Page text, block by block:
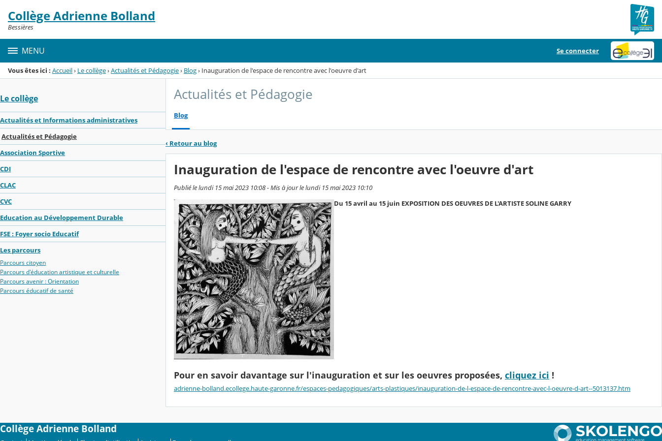
Menu de la rubrique
Contenu
Collège Adrienne Bolland
Bessières
MENU Se connecter
Vous êtes ici : Accueil› Le collège›Actualités et Pédagogie› Blog› Inauguration de l'espace de rencontre avec l'oeuvre d'art
Le collège
Actualités et Informations administratives
Actualités et Pédagogie
Association Sportive
CDI
CLAC
CVC
Education au Développement Durable
FSE : Foyer socio Educatif
Les parcours
Parcours citoyen
Parcours d'éducation artistique et culturelle
Parcours avenir : Orientation
Parcours éducatif de santé
Actualités et Pédagogie
Blog
‹ Retour au blog
Inauguration de l'espace de rencontre avec l'oeuvre d'art
Publié le lundi 15 mai 2023 10:08 - Mis à jour le lundi 15 mai 2023 10:10
Du 15 avril au 15 juin EXPOSITION DES OEUVRES DE L'ARTISTE SOLINE GARRY
Pour en savoir davantage sur l'inauguration et sur les oeuvres proposées, cliquez ici !
adrienne-bolland.ecollege.haute-garonne.fr/espaces-pedagogiques/arts-plastiques/inauguration-de-l-espace-de-rencontre-avec-l-oeuvre-d-art--5013137.htm
Collège Adrienne Bolland